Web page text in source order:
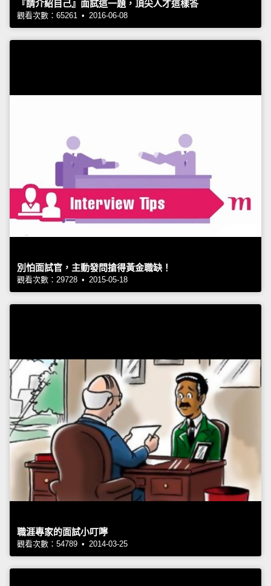
『請介紹自己』面試這一題，頂尖人才這樣答
觀看次數：65261 • 2016-06-08
別怕面試官，主動發問搶得黃金職缺！
觀看次數：29728 • 2015-05-18
職涯專家的面試小叮嚀
觀看次數：54789 • 2014-03-25